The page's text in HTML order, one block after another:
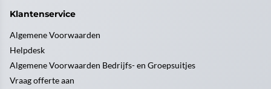
Klantenservice
Algemene Voorwaarden
Helpdesk
Algemene Voorwaarden Bedrijfs- en Groepsuitjes
Vraag offerte aan